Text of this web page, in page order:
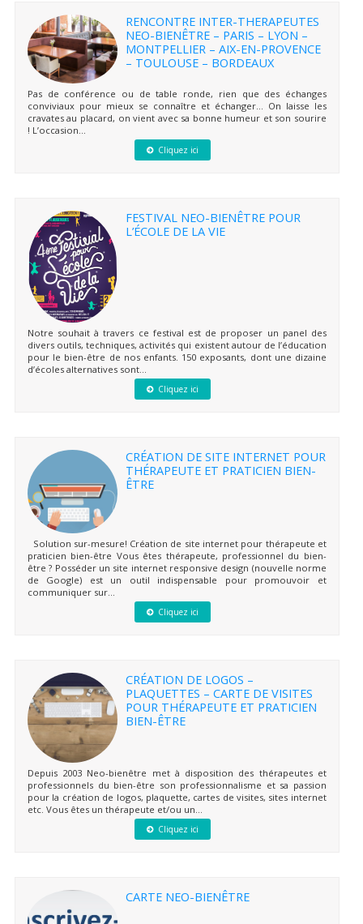
RENCONTRE INTER-THERAPEUTES
NEO-BIENÊTRE – PARIS – LYON –
MONTPELLIER – AIX-EN-PROVENCE
– TOULOUSE – BORDEAUX
Pas de conférence ou de table ronde, rien que des échanges
conviviaux pour mieux se connaître et échanger… On laisse les
cravates au placard, on vient avec sa bonne humeur et son sourire
! L’occasion...
Cliquez ici
FESTIVAL NEO-BIENÊTRE POUR
L’ÉCOLE DE LA VIE
Notre souhait à travers ce festival est de proposer un panel des
divers outils, techniques, activités qui existent autour de l’éducation
pour le bien-être de nos enfants. 150 exposants, dont une dizaine
d’écoles alternatives sont...
Cliquez ici
CRÉATION DE SITE INTERNET POUR
THÉRAPEUTE ET PRATICIEN BIEN-
ÊTRE
Solution sur-mesure! Création de site internet pour thérapeute et
praticien bien-être Vous êtes thérapeute, professionnel du bien-
être ? Posséder un site internet responsive design (nouvelle norme
de Google) est un outil indispensable pour promouvoir et
communiquer sur...
Cliquez ici
CRÉATION DE LOGOS –
PLAQUETTES – CARTE DE VISITES
POUR THÉRAPEUTE ET PRATICIEN
BIEN-ÊTRE
Depuis 2003 Neo-bienêtre met à disposition des thérapeutes et
professionnels du bien-être son professionnalisme et sa passion
pour la création de logos, plaquette, cartes de visites, sites internet
etc. Vous êtes un thérapeute et/ou un...
Cliquez ici
CARTE NEO-BIENÊTRE